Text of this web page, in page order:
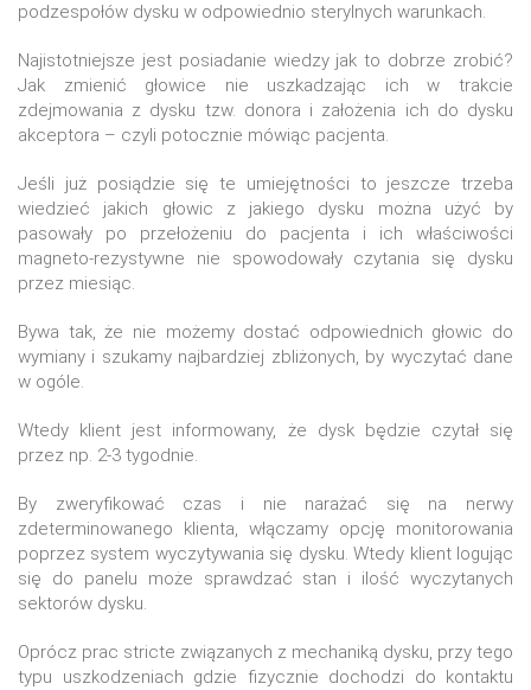
podzespołów dysku w odpowiednio sterylnych warunkach.
Najistotniejsze jest posiadanie wiedzy jak to dobrze zrobić?
Jak zmienić głowice nie uszkadzając ich w trakcie
zdejmowania z dysku tzw. donora i założenia ich do dysku
akceptora – czyli potocznie mówiąc pacjenta.
Jeśli już posiądzie się te umiejętności to jeszcze trzeba
wiedzieć jakich głowic z jakiego dysku można użyć by
pasowały po przełożeniu do pacjenta i ich właściwości
magneto-rezystywne nie spowodowały czytania się dysku
przez miesiąc.
Bywa tak, że nie możemy dostać odpowiednich głowic do
wymiany i szukamy najbardziej zbliżonych, by wyczytać dane
w ogóle.
Wtedy klient jest informowany, że dysk będzie czytał się
przez np. 2-3 tygodnie.
By zweryfikować czas i nie narażać się na nerwy
zdeterminowanego klienta, włączamy opcję monitorowania
poprzez system wyczytywania się dysku. Wtedy klient logując
się do panelu może sprawdzać stan i ilość wyczytanych
sektorów dysku.
Oprócz prac stricte związanych z mechaniką dysku, przy tego
typu uszkodzeniach gdzie fizycznie dochodzi do kontaktu